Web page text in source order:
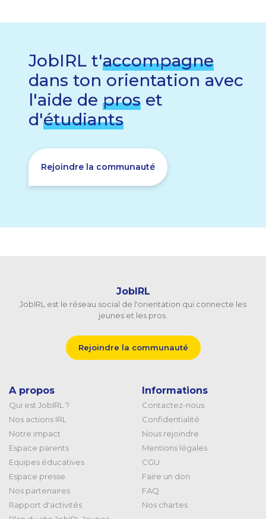
JobIRL t'accompagne
dans ton orientation avec
l'aide de pros et
d'étudiants
Rejoindre la communauté
JobIRL
JobIRL est le réseau social de l'orientation qui connecte les
jeunes et les pros.
Rejoindre la communauté
A propos
Qui est JobIRL ?
Nos actions IRL
Notre impact
Espace parents
Equipes éducatives
Espace presse
Nos partenaires
Rapport d'activités
Informations
Contactez-nous
Confidentialité
Nous rejoindre
Mentions légales
CGU
Faire un don
FAQ
Nos chartes